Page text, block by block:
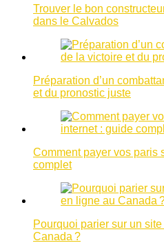
Trouver le bon
dans le Calvados
Préparation d’un
et du pronostic juste
Comment payer vos paris
complet
Pourquoi parier sur un
Canada ?